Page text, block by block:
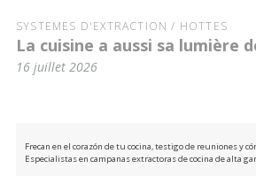
SYSTÈMES D'EXTRACTION / HOTTES
La cuisine a aussi sa lumière
16 juillet 2026
Frecan en el corazón de tu cocina, testigo de reuniones y
Especialistas en campanas extractoras de cocina de alta